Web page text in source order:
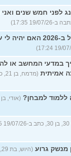
לפני חמש שנים
בזה?
במדעי המחשב או
אמיתית
ללמוד למבחן?
מנשק גרוע